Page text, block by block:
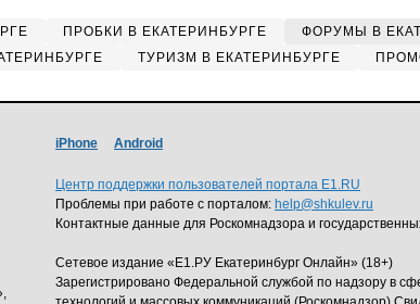
ПРОБКИ В ЕКАТЕРИНБУРГЕ ФОРУМЫ В
ТУРИЗМ В ЕКАТЕРИНБУРГЕ
iPhone Android
Центр поддержки пользователей портала E1.RU
Проблемы при работе с порталом: help@shkulev.ru
Контактные данные для Роскомнадзора и
Сетевое издание «Е1.РУ Екатеринбург Онлайн» (18+)
Зарегистрировано Федеральной службой по надзору в